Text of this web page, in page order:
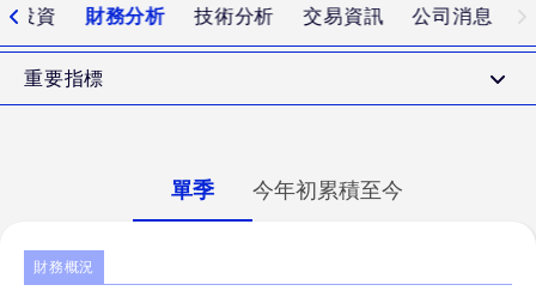
投資 財務分析 技術分析 交易資訊 公司消息
重要指標
單季 今年初累積至今
財務概況